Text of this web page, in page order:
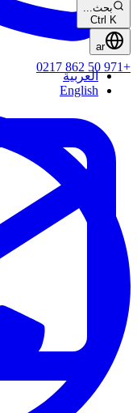
+971 50 862 0217
بحث...
Ctrl K
ar
العربية
English